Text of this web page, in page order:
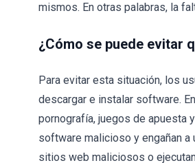
mismos. En otras palabras, la
¿Cómo se puede evitar
Para evitar esta situación, los
descargar e instalar software.
pornografía, juegos de
software malicioso y engañan a
sitios web maliciosos o